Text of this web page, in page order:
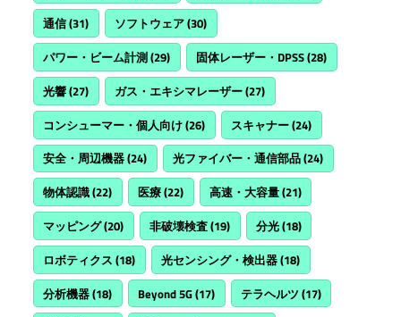
通信(31) ソフトウェア(30)
パワー・ビーム計測(29) 固体レーザー・DPSS(28)
光響(27) ガス・エキシマレーザー(27)
コンシューマー・個人向け(26) スキャナー(24)
安全・周辺機器(24) 光ファイバー・通信部品(24)
物体認識(22) 医療(22) 高速・大容量(21)
マッピング(20) 非破壊検査(19) 分光(18)
ロボティクス (18) 光センシング・検出器(18)
分析機器(18) Beyond 5G(17) テラヘルツ (17)